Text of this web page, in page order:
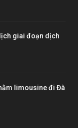
giai đoạn dịch
limousine đi Đà